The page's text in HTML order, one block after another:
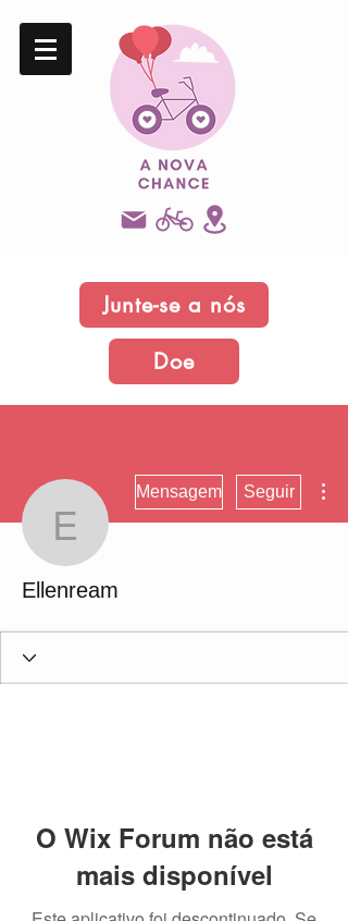
Junte-se a nós
Doe
Ellenream
Mensagem Seguir
Ellenream
O Wix Forum não está
mais disponível